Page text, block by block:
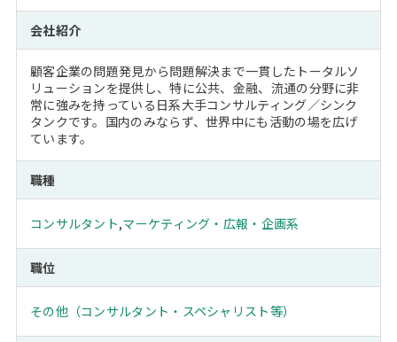
会社紹介
顧客企業の問題発見から問題解決まで一貫したトータルソ
リューションを提供し、特に公共、金融、流通の分野に非
常に強みを持っている日系大手コンサルティング／シンク
タンクです。国内のみならず、世界中にも活動の場を広げ
ています。
職種
コンサルタント,マーケティング・広報・企画系
職位
その他（コンサルタント・スペシャリスト等）